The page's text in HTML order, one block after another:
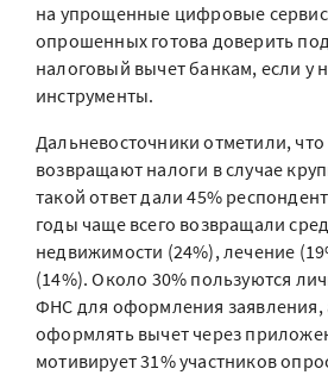
на упрощенные цифровые
опрошенных готова доверить
налоговый вычет банкам, если у
инструменты.
Дальневосточники отметили, что
возвращают налоги в случае
такой ответ дали 45%
годы чаще всего возвращали
недвижимости (24%), лечение
(14%). Около 30% пользуются
ФНС для оформления заявления,
оформлять вычет через
мотивирует 31% участников